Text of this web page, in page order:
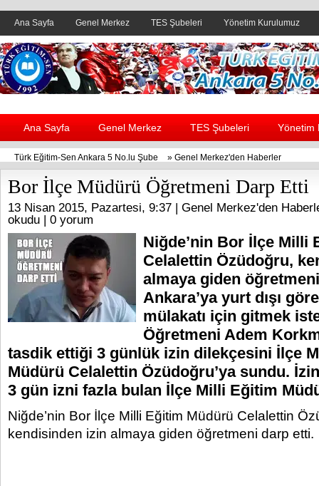
Ana Sayfa Genel Merkez TES Şubeleri Yönetim Kurulumuz
Header yanı reklam alanı
Ana Sayfa Genel Merkez TES Şubeleri Yönetim
Türk Eğitim-Sen Ankara 5 No.lu Şube » Genel Merkez'den Haberler
Bor İlçe Müdürü Öğretmeni Darp Etti
13 Nisan 2015, Pazartesi, 9:37 | Genel Merkez'den
okudu | 0 yorum
Niğde’nin Bor İlçe Milli
Celalettin Özüdoğru,
almaya giden
Ankara’ya yurt dışı
mülakatı için gitmek
Öğretmeni Adem
tasdik ettiği 3 günlük izin dilekçesini İlçe
Müdürü Celalettin Özüdoğru’ya sundu.
3 gün izni fazla bulan İlçe Milli Eğitim
Niğde’nin Bor İlçe Milli Eğitim Müdürü Celalettin
kendisinden izin almaya giden öğretmeni darp etti.